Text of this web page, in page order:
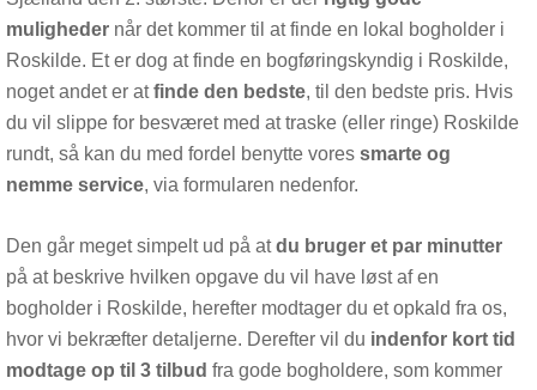
muligheder når det kommer til at finde en lokal bogholder i
Roskilde. Et er dog at finde en bogføringskyndig i Roskilde,
noget andet er atfinde den bedste, til den bedste pris. Hvis
du vil slippe for besværet med at traske (eller ringe) Roskilde
rundt, så kan du med fordel benytte vores smarte og
nemme service, via formularen nedenfor.
Den går meget simpelt ud på atdu bruger et par minutter
på at beskrive hvilken opgave du vil have løst af en
bogholder i Roskilde, herefter modtager du et opkald fra os,
hvor vi bekræfter detaljerne. Derefter vil du indenfor kort tid
modtage op til 3 tilbud fra gode bogholdere, som kommer